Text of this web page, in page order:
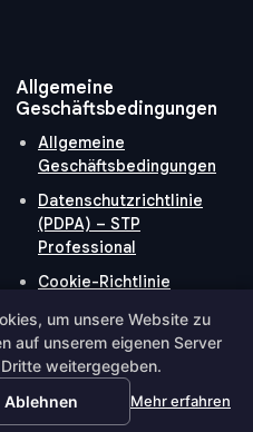
Allgemeine
Geschäftsbedingungen
Allgemeine
Geschäftsbedingungen
Datenschutzrichtlinie
(PDPA) – STP
Professional
Cookie-Richtlinie
um unsere Website zu
auf unserem eigenen Server
weitergegeben.
Ablehnen Mehr erfahren
Hosting-Group.​